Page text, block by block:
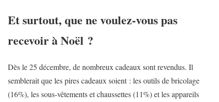
Et surtout, que ne voulez-vous pas
recevoir à Noël ?
Dès le 25 décembre, de nombreux cadeaux sont revendus. Il
semblerait que les pires cadeaux soient : les outils de bricolage
(16%), les sous-vêtements et chaussettes (11%) et les appareils